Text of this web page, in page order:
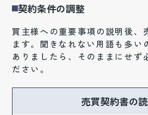
契約条件の調整
買主様への重要事項の説明後、
ます。聞きなれない用語も多い
ありましたら、そのままにせず
ださい。
売買契約書の